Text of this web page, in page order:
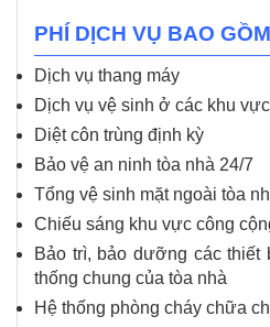
PHÍ DỊCH VỤ BAO GỒM
Dịch vụ thang máy
Dịch vụ vệ sinh ở các khu
Diệt côn trùng định kỳ
Bảo vệ an ninh tòa nhà 24/7
Tổng vệ sinh mặt ngoài tòa
Chiếu sáng khu vực công
Bảo trì, bảo dưỡng các thiết
thống chung của tòa nhà
Hệ thống phòng cháy chữa